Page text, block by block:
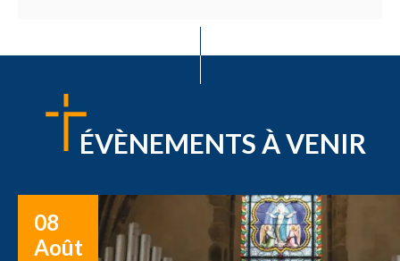
ÉVÈNEMENTS À VENIR
08
Août